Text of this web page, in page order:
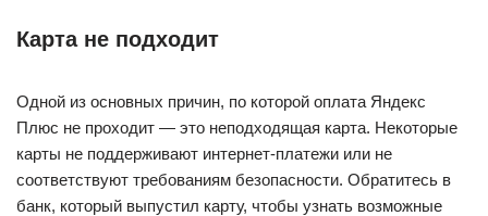
Карта не подходит
Одной из основных причин, по которой оплата Яндекс
Плюс не проходит — это неподходящая карта. Некоторые
карты не поддерживают интернет-платежи или не
соответствуют требованиям безопасности. Обратитесь в
банк, который выпустил карту, чтобы узнать возможные